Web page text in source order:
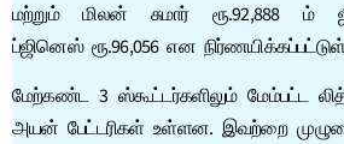
மற்றும் மிலன் சுமார் ரூ.92,888 ம்
ப்ஜினெஸ் ரூ.96,056 என
மேற்கண்ட 3 ஸ்கூட்டர்களிலும் மேம்பட்ட
அயன் பேட்டரிகள் உள்ளன. இவற்றை